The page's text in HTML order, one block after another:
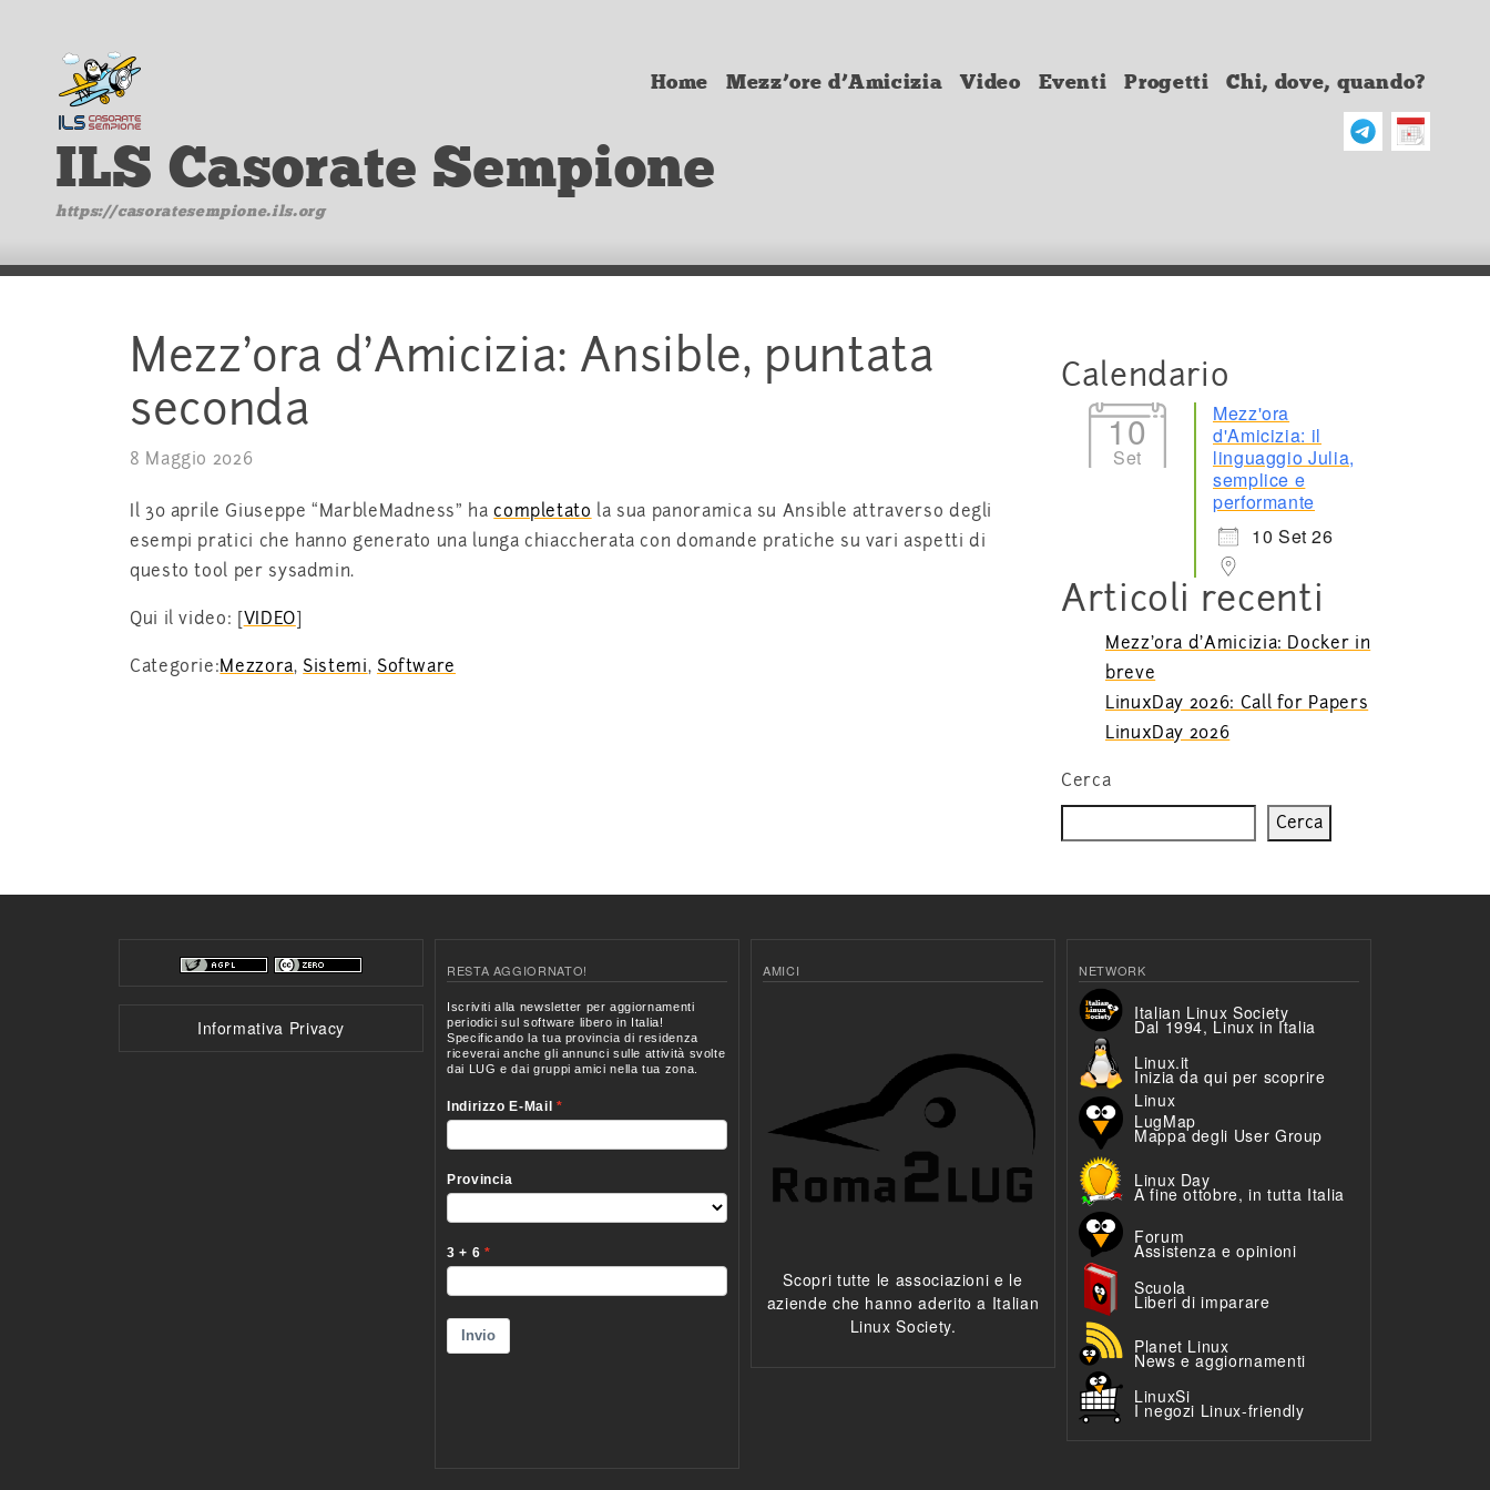
ILS Casorate Sempione
https://casoratesempione.ils.org
Home Mezz’ore d’Amicizia Video Eventi Progetti Chi, dove, quando?
Mezz’ora d’Amicizia: Ansible, puntata
seconda
8 Maggio 2026
Il 30 aprile Giuseppe “MarbleMadness” hacompletato la sua panoramica su Ansible attraverso degli
esempi pratici che hanno generato una lunga chiaccherata con domande pratiche su vari aspetti di
questo tool per sysadmin.
Qui il video: [VIDEO]
Categorie:Mezzora, Sistemi, Software
Calendario
10
Set
Mezz'ora
d'Amicizia: il
linguaggio Julia,
semplice e
performante
10 Set 26
Articoli recenti
Mezz’ora d’Amicizia: Docker in
breve
LinuxDay 2026: Call for Papers
LinuxDay 2026
Cerca
Cerca
Informativa Privacy
RESTA AGGIORNATO! AMICI
Scopri tutte le associazioni e le
aziende che hanno aderito a Italian
Linux Society.
NETWORK
Italian Linux Society
Dal 1994, Linux in Italia
Linux.it
Inizia da qui per scoprire
Linux
LugMap
Mappa degli User Group
Linux Day
A fine ottobre, in tutta Italia
Forum
Assistenza e opinioni
Scuola
Liberi di imparare
Planet Linux
News e aggiornamenti
LinuxSi
I negozi Linux-friendly